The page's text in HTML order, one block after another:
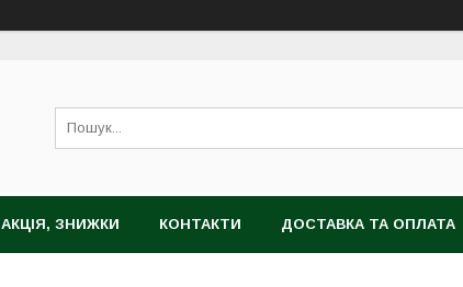
АКЦІЯ, ЗНИЖКИ КОНТАКТИ ДОСТАВКА ТА ОПЛАТА